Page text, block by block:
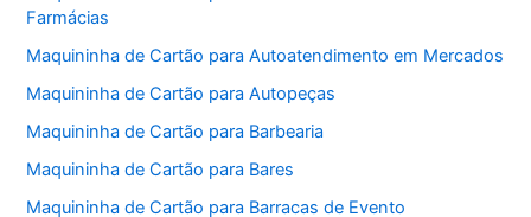
Farmácias
Maquininha de Cartão para Autoatendimento em Mercados
Maquininha de Cartão para Autopeças
Maquininha de Cartão para Barbearia
Maquininha de Cartão para Bares
Maquininha de Cartão para Barracas de Evento